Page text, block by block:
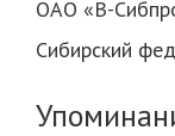
ОАО «В-
Сибирский